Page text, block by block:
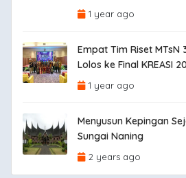
1 year ago
Empat Tim Riset MTsN
Lolos ke Final KREASI
1 year ago
Menyusun Kepingan
Sungai Naning
2 years ago